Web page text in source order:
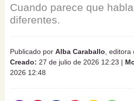
Cuando parece que
diferentes.
Publicado por Alba Caraballo ,
Creado: 27 de julio de 2026 12:23 |
2026 12:48